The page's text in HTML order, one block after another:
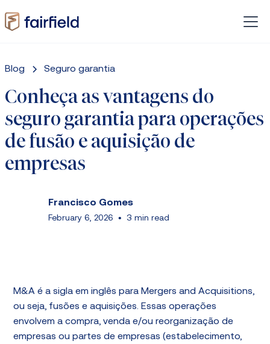
Blog Seguro garantia
Conheça as vantagens do
seguro garantia para operações
de fusão e aquisição de
empresas
Francisco Gomes
February 6, 2026 • 3 min read
M&A é a sigla em inglês para Mergers and Acquisitions,
ou seja, fusões e aquisições. Essas operações
envolvem a compra, venda e/ou reorganização de
empresas ou partes de empresas (estabelecimento,